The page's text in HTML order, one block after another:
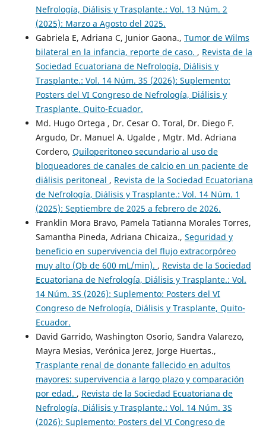
Nefrología, Diálisis y Trasplante.: Vol. 13 Núm. 2
(2025): Marzo a Agosto del 2025.
Gabriela E, Adriana C, Junior Gaona., Tumor de Wilms
bilateral en la infancia, reporte de caso. , Revista de la
Sociedad Ecuatoriana de Nefrología, Diálisis y
Trasplante.: Vol. 14 Núm. 3S (2026): Suplemento:
Posters del VI Congreso de Nefrología, Diálisis y
Trasplante, Quito-Ecuador.
Md. Hugo Ortega , Dr. Cesar O. Toral, Dr. Diego F.
Argudo, Dr. Manuel A. Ugalde , Mgtr. Md. Adriana
Cordero, Quiloperitoneo secundario al uso de
bloqueadores de canales de calcio en un paciente de
diálisis peritoneal , Revista de la Sociedad Ecuatoriana
de Nefrología, Diálisis y Trasplante.: Vol. 14 Núm. 1
(2025): Septiembre de 2025 a febrero de 2026.
Franklin Mora Bravo, Pamela Tatianna Morales Torres,
Samantha Pineda, Adriana Chicaiza., Seguridad y
beneficio en supervivencia del flujo extracorpóreo
muy alto (Qb de 600 mL/min). , Revista de la Sociedad
Ecuatoriana de Nefrología, Diálisis y Trasplante.: Vol.
14 Núm. 3S (2026): Suplemento: Posters del VI
Congreso de Nefrología, Diálisis y Trasplante, Quito-
Ecuador.
David Garrido, Washington Osorio, Sandra Valarezo,
Mayra Mesias, Verónica Jerez, Jorge Huertas.,
Trasplante renal de donante fallecido en adultos
mayores: supervivencia a largo plazo y comparación
por edad. , Revista de la Sociedad Ecuatoriana de
Nefrología, Diálisis y Trasplante.: Vol. 14 Núm. 3S
(2026): Suplemento: Posters del VI Congreso de